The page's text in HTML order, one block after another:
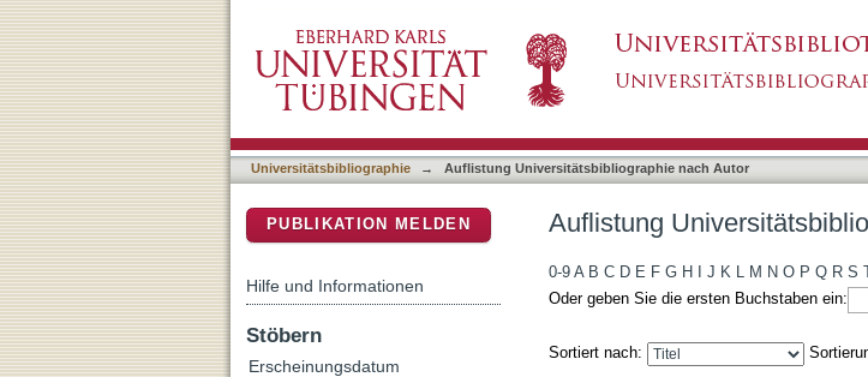
Universitätsbibliographie → Auflistung Universitätsbibliographie nach Autor
Auflistung
0-9 A B C D E F G H J K L M N O P Q R S
Oder geben Sie die ersten Buchstaben ein:
Sortiert nach:
PUBLIKATION MELDEN
Hilfe und Informationen
Stöbern
Erscheinungsdatum